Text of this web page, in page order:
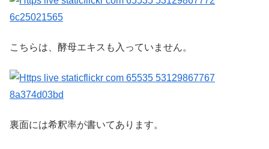
こちらは、酵母エキスも入っていません。
裏面には希釈率が書いてあります。